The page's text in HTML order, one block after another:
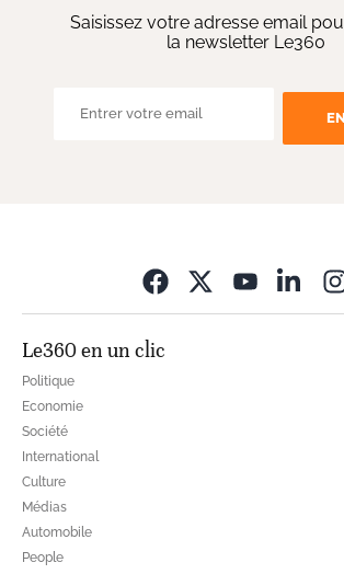
Saisissez votre adresse email
la newsletter Le360
Le360 en un clic
Politique
Economie
Société
International
Culture
Médias
Automobile
People